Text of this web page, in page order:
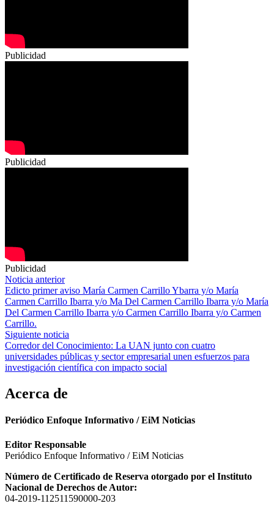
Publicidad
Publicidad
Publicidad
Navegación
de
entradas
Noticia anterior
Edicto primer aviso María Carmen Carrillo Ybarra y/o María
Carmen Carrillo Ibarra y/o Ma Del Carmen Carrillo Ibarra y/o María
Del Carmen Carrillo Ibarra y/o Carmen Carrillo Ibarra y/o Carmen
Carrillo.
Siguiente noticia
Corredor del Conocimiento: La UAN junto con cuatro
universidades públicas y sector empresarial unen esfuerzos para
investigación científica con impacto social
Acerca de
Periódico Enfoque Informativo / EiM Noticias
Editor Responsable
Periódico Enfoque Informativo / EiM Noticias
Número de Certificado de Reserva otorgado por el Instituto
Nacional de Derechos de Autor:
04-2019-112511590000-203